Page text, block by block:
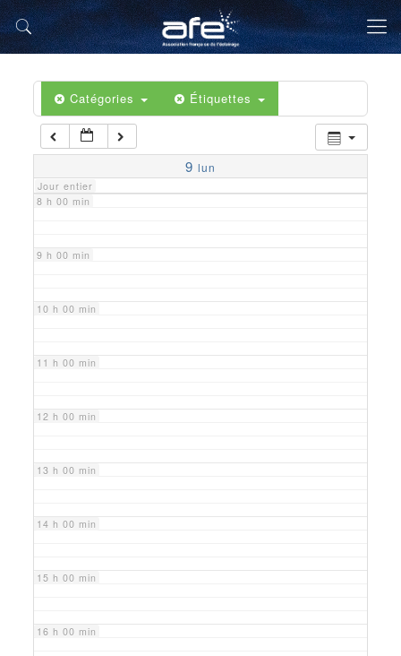
Catégories Étiquettes
9 lun
Jour entier
5 h 00 min
6 h 00 min
7 h 00 min
8 h 00 min
9 h 00 min
10 h 00 min
11 h 00 min
12 h 00 min
13 h 00 min
14 h 00 min
15 h 00 min
16 h 00 min